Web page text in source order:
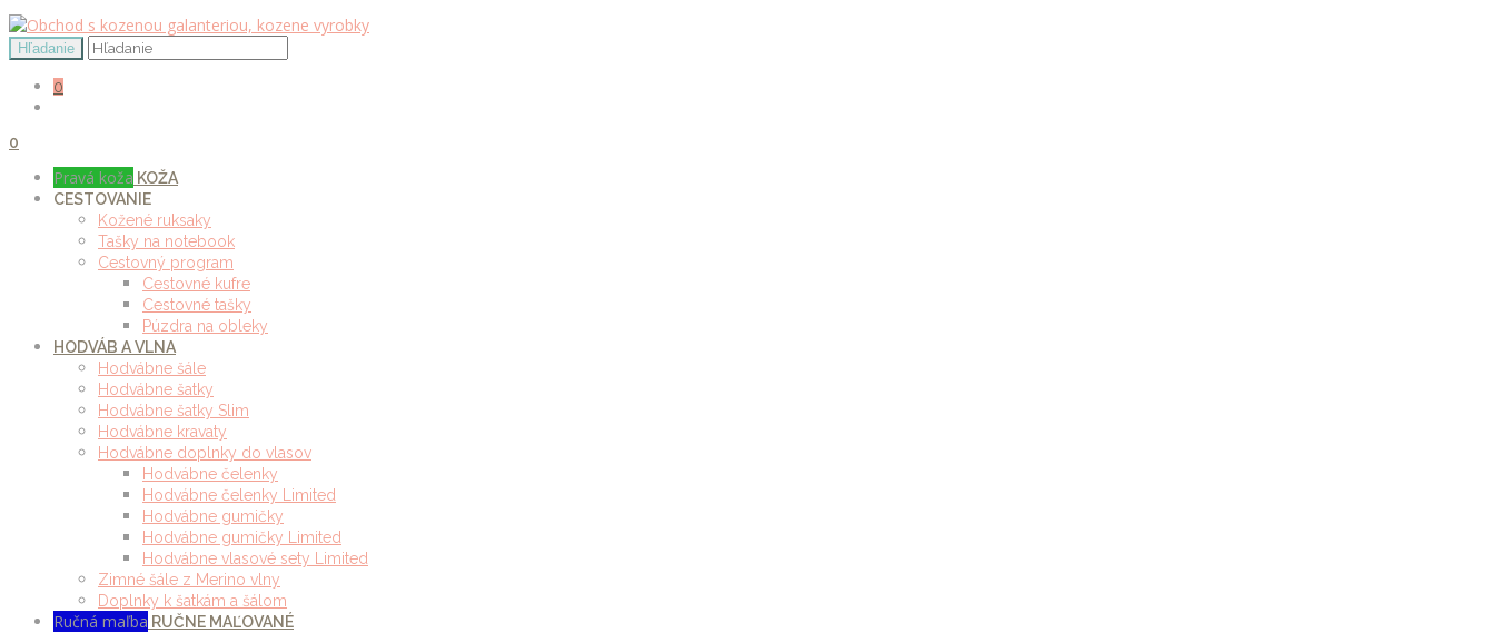
0
0
Pravá koža KOŽA
CESTOVANIE
Kožené ruksaky
Tašky na notebook
Cestovný program
Cestovné kufre
Cestovné tašky
Púzdra na obleky
HODVÁB A VLNA
Hodvábne šále
Hodvábne šatky
Hodvábne šatky Slim
Hodvábne kravaty
Hodvábne doplnky do vlasov
Hodvábne čelenky
Hodvábne čelenky Limited
Hodvábne gumičky
Hodvábne gumičky Limited
Hodvábne vlasové sety Limited
Zimné šále z Merino vlny
Doplnky k šatkám a šálom
Ručná maľba RUČNE MAĽOVANÉ